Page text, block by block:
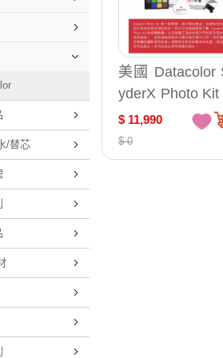
/替芯
美國 Datacolor
yderX Photo Kit
幕校正器 校色
攝影套組 /組
XPK050
$ 11,990
$ 0